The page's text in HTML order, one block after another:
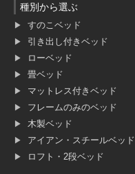
種別から選ぶ
すのこベッド
引き出し付きベッド
ローベッド
畳ベッド
マットレス付きベッド
フレームのみのベッド
木製ベッド
アイアン・スチールベッド
ロフト・2段ベッド